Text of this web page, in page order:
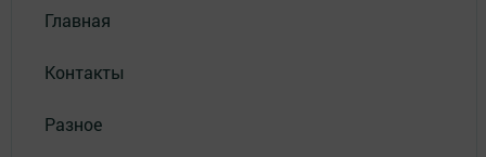
Главная
Контакты
Разное